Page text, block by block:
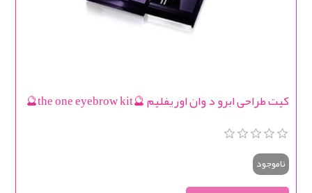
کیت طراحی ابرو د وان اوریفلیم 🔮the one eyebrow kit🔮
ناموجود